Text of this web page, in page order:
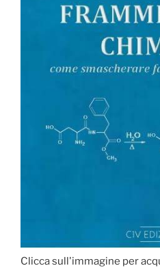
Clicca sull'immagine per